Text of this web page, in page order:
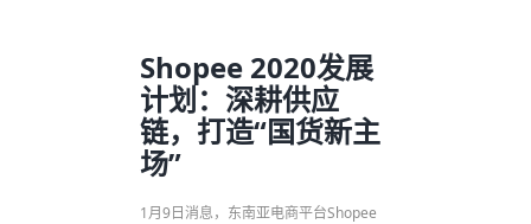
Shopee 2020发展
计划：深耕供应
链，打造“国货新主
场”
1月9日消息，东南亚电商平台Shopee